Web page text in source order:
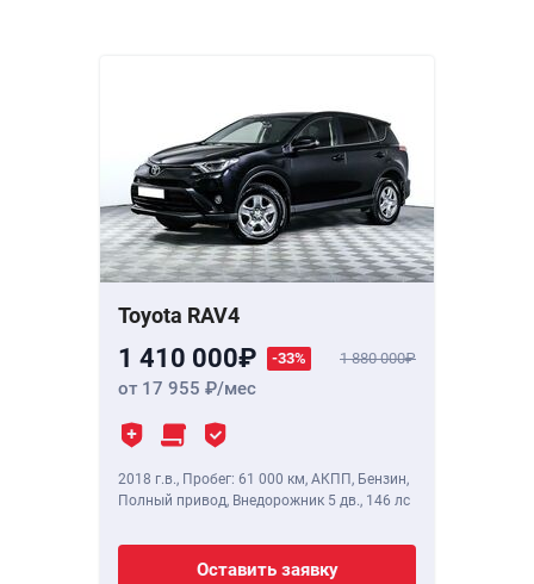
Toyota RAV4
1 410 000 -33% 1 880 000
от 17 955 /мес
2018 г.в., Пробег: 61 000 км, АКПП, Бензин,
Полный привод, Внедорожник 5 дв., 146 лс
Оставить заявку